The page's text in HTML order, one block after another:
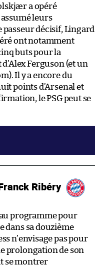
a opéré
leurs
décisif, Lingard
ont notamment
buts pour la
Ferguson (et un
Il y a encore du
points d’Arsenal et
le PSG peut se
Ribéry
au programme pour
dans sa douzième
n’envisage pas pour
prolongation de son
se montrer